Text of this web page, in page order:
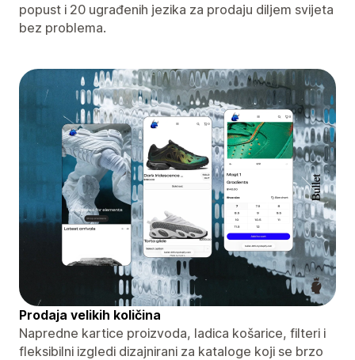
popust i 20 ugrađenih jezika za prodaju diljem svijeta
bez problema.
Prodaja velikih količina
Napredne kartice proizvoda, ladica košarice, filteri i
fleksibilni izgledi dizajnirani za kataloge koji se brzo